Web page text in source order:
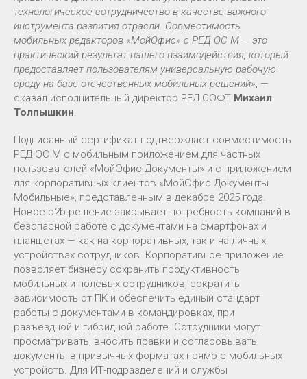
технологическое сотрудничество в качестве важного
инструмента развития отрасли. Совместимость
мобильных редакторов «МойОфис» с РЕД ОС М — это
практический результат нашего взаимодействия, который
предоставляет пользователям универсальную рабочую
среду на базе отечественных мобильных решений», —
сказал исполнительный директор РЕД СОФТ Михаил
Толпышкин.
Подписанный сертификат подтверждает совместимость
РЕД ОС М с мобильным приложением для частных
пользователей «МойОфис Документы» и c приложением
для корпоративных клиентов «МойОфис Документы
Мобильные», представленным в декабре 2025 года.
Новое b2b-решение закрывает потребность компаний в
безопасной работе с документами на смартфонах и
планшетах — как на корпоративных, так и на личных
устройствах сотрудников. Корпоративное приложение
позволяет бизнесу сохранить продуктивность
мобильных и полевых сотрудников, сократить
зависимость от ПК и обеспечить единый стандарт
работы с документами в командировках, при
разъездной и гибридной работе. Сотрудники могут
просматривать, вносить правки и согласовывать
документы в привычных форматах прямо с мобильных
устройств. Для ИТ-подразделений и службы